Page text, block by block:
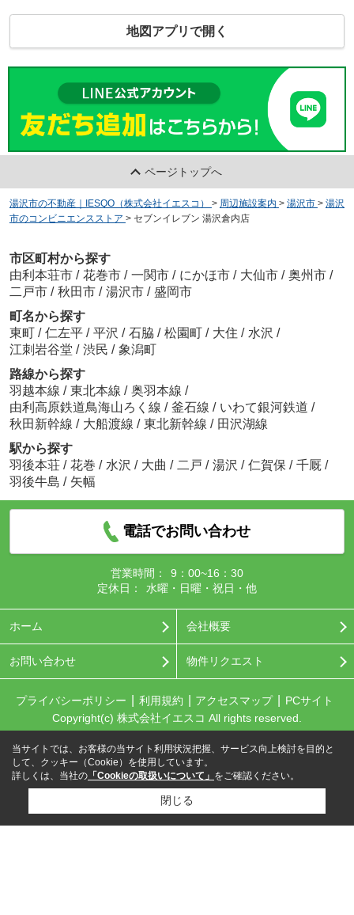
地図アプリで開く
ページトップへ
湯沢市の不動産｜IESQO（株式会社イエスコ） > 周辺施設案内 > 湯沢市 > 湯沢
市のコンビニエンスストア > セブンイレブン 湯沢倉内店
市区町村から探す
由利本荘市 / 花巻市 / 一関市 / にかほ市 / 大仙市 / 奥州市 /
二戸市 / 秋田市 / 湯沢市 / 盛岡市
町名から探す
東町 / 仁左平 / 平沢 / 石脇 / 松園町 / 大住 / 水沢 /
江刺岩谷堂 / 渋民 / 象潟町
路線から探す
羽越本線 / 東北本線 / 奥羽本線 /
由利高原鉄道鳥海山ろく線 / 釜石線 / いわて銀河鉄道 /
秋田新幹線 / 大船渡線 / 東北新幹線 / 田沢湖線
駅から探す
羽後本荘 / 花巻 / 水沢 / 大曲 / 二戸 / 湯沢 / 仁賀保 / 千厩 /
羽後牛島 / 矢幅
電話でお問い合わせ
営業時間：
9：00~16：30
定休日：
水曜・日曜・祝日・他
ホーム 会社概要
お問い合わせ 物件リクエスト
プライバシーポリシー 利用規約 アクセスマップ
PCサイト
Copyright(c) 株式会社イエスコ All rights reserved.
当サイトでは、お客様の当サイト利用状況把握、サービス向上検討を目的と
して、クッキー（Cookie）を使用しています。
詳しくは、当社の 「Cookieの取扱いについて」 をご確認ください。
閉じる